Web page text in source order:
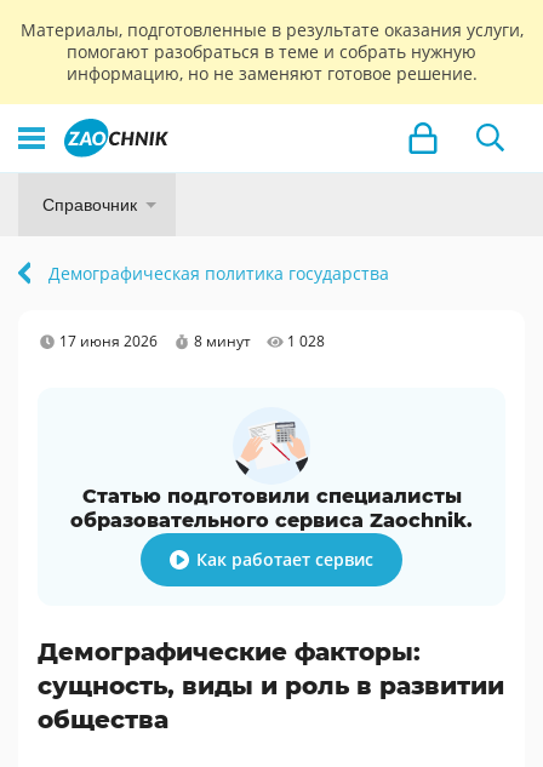
Материалы, подготовленные в результате оказания услуги,
помогают разобраться в теме и собрать нужную
информацию, но не заменяют готовое решение.
Справочник
Демографическая политика государства
17 июня 2026 8 минут 1 028
Статью подготовили специалисты
образовательного сервиса Zaochnik.
Как работает сервис
Демографические факторы:
сущность, виды и роль в развитии
общества